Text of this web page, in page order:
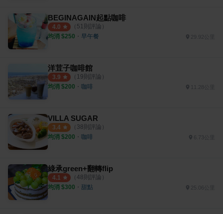
BEGINAGAIN起點咖啡
4.0 （ 51則評論）
均消 $250 ・ 早午餐
洋荳子咖啡館
3.9 （ 19則評論）
均消 $200 ・ 咖啡
VILLA SUGAR
3.4 （ 38則評論）
均消 $200 ・ 咖啡
綠承green+翻轉flip
4.1 （ 48則評論）
均消 $300 ・ 甜點 25.06公里